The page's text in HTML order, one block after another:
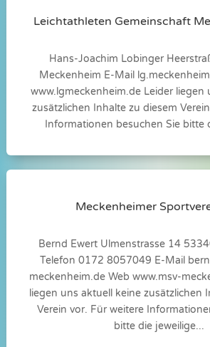
Leichtathleten Gemeinschaft
Hans-Joachim Lobinger
Meckenheim E-Mail
www.lgmeckenheim.de Leider liegen
zusätzlichen Inhalte zu diesem
Informationen besuchen Sie bitte
Meckenheimer
Bernd Ewert Ulmenstrasse 14
Telefon 0172 8057049 E-Mail
meckenheim.deWeb www.msv-
liegen uns aktuell keine zusätzlichen
Verein vor. Für weitere
bitte die jeweilige...